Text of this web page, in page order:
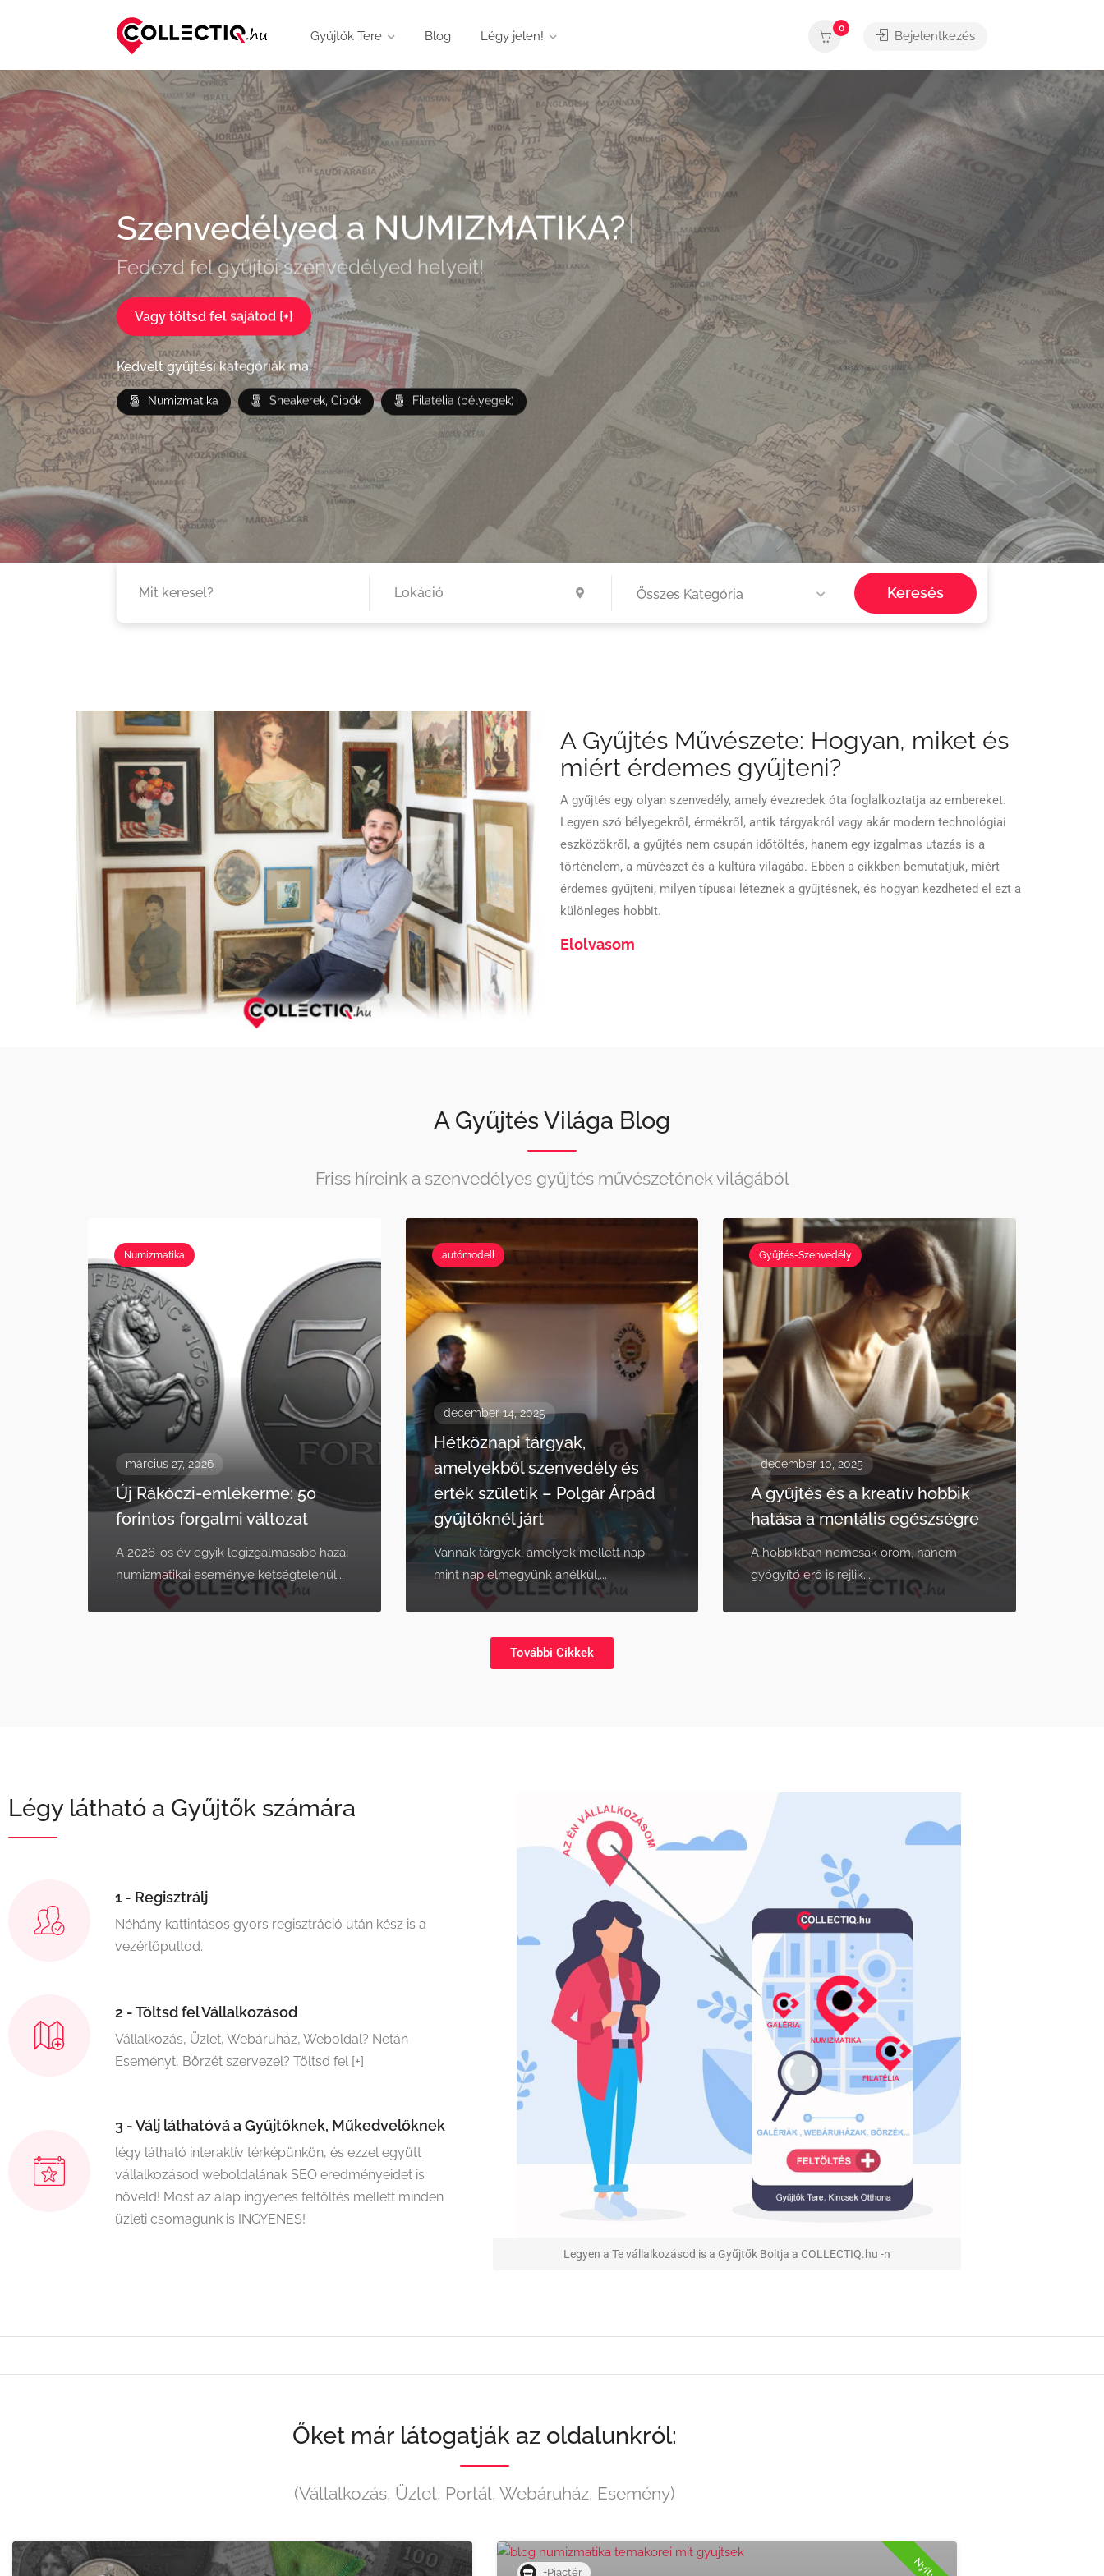
Gyűjtők Tere Blog Légy jelen!
0
Bejelentkezés
Szenvedélyed a FILATÉLIA|
Fedezd fel gyűjtői szenvedélyed helyeit!
Vagy töltsd fel sajátod [+]
Kedvelt gyűjtési kategóriák ma:
Numizmatika Sneakerek, Cipők Filatélia (bélyegek)
Összes Kategória Keresés
A Gyűjtés Művészete: Hogyan, miket és
miért érdemes gyűjteni?
A gyűjtés egy olyan szenvedély, amely évezredek óta foglalkoztatja az embereket.
Legyen szó bélyegekről, érmékről, antik tárgyakról vagy akár modern technológiai
eszközökről, a gyűjtés nem csupán időtöltés, hanem egy izgalmas utazás is a
történelem, a művészet és a kultúra világába. Ebben a cikkben bemutatjuk, miért
érdemes gyűjteni, milyen típusai léteznek a gyűjtésnek, és hogyan kezdheted el ezt a
különleges hobbit.
Elolvasom
A Gyűjtés Világa Blog
Friss híreink a szenvedélyes gyűjtés művészetének világából
Numizmatika
március 27, 2026
Új Rákóczi-emlékérme: 50
forintos forgalmi változat
A 2026-os év egyik legizgalmasabb hazai
numizmatikai eseménye kétségtelenül...
autómodell
december 14, 2025
Hétköznapi tárgyak,
amelyekből szenvedély és
érték születik – Polgár Árpád
gyűjtőknél járt
Vannak tárgyak, amelyek mellett nap
mint nap elmegyünk anélkül,...
Gyűjtés-Szenvedély
december 10, 2025
A gyűjtés és a kreatív hobbik
hatása a mentális egészségre
A hobbikban nemcsak öröm, hanem
gyógyító erő is rejlik....
További Cikkek
Légy látható a Gyűjtők számára
1 - Regisztrálj
Néhány kattintásos gyors regisztráció után kész is a
vezérlőpultod.
2 - Töltsd fel Vállalkozásod
Vállalkozás, Üzlet, Webáruház, Weboldal? Netán
Eseményt, Börzét szervezel? Töltsd fel [+]
3 - Válj láthatóvá a Gyűjtőknek, Műkedvelőknek
légy látható interaktív térképünkön, és ezzel együtt
vállalkozásod weboldalának SEO eredményeidet is
növeld! Most az alap ingyenes feltöltés mellett minden
üzleti csomagunk is INGYENES!
Legyen a Te vállalkozásod is a Gyűjtők Boltja a COLLECTIQ.hu -n
Őket már látogatják az oldalunkról:
(Vállalkozás, Üzlet, Portál, Webáruház, Esemény)